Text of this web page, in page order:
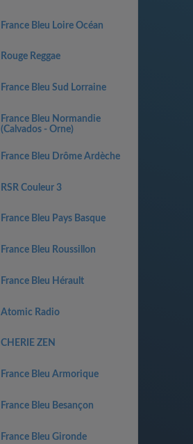
France Bleu Loire Océan
Rouge Reggae
France Bleu Sud Lorraine
France Bleu Normandie
(Calvados - Orne)
France Bleu Drôme Ardèche
RSR Couleur 3
France Bleu Pays Basque
France Bleu Roussillon
France Bleu Hérault
Atomic Radio
CHERIE ZEN
France Bleu Armorique
France Bleu Besançon
France Bleu Gironde